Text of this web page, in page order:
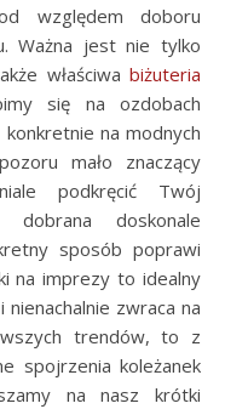
względem doboru
Ważna jest nie tylko
właściwa biżuteria
się na ozdobach
konkretnie na modnych
mało znaczący
podkręcić Twój
dobrana doskonale
sposób poprawi
na imprezy to idealny
zwraca na
trendów, to z
spojrzenia koleżanek
na nasz krótki